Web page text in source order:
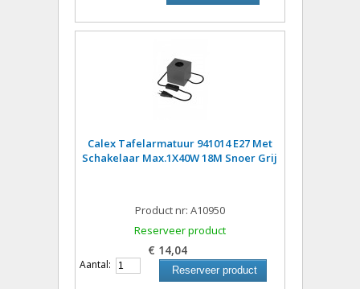
Calex Tafelarmatuur 941014 E27 Met
Schakelaar Max.1X40W 18M Snoer Grij
Product nr: A10950
Reserveer product
€ 14,04
Aantal: Reserveer product